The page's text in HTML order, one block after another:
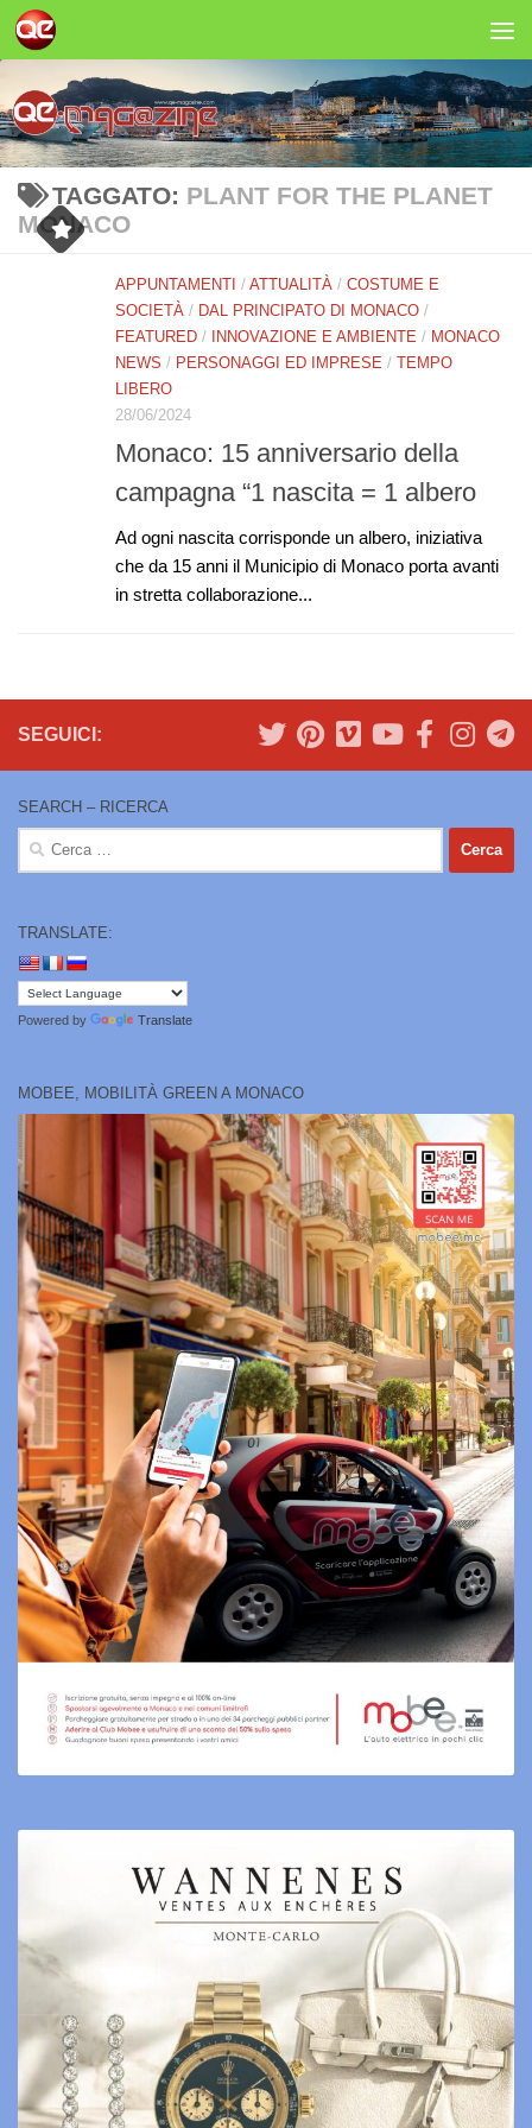
Salta al contenuto
TAGGATO: PLANT FOR THE PLANET
MONACO
APPUNTAMENTI / ATTUALITÀ / COSTUME E
SOCIETÀ / DAL PRINCIPATO DI MONACO /
FEATURED / INNOVAZIONE E AMBIENTE / MONACO
NEWS / PERSONAGGI ED IMPRESE / TEMPO
LIBERO
28/06/2024
Monaco: 15 anniversario della
campagna “1 nascita = 1 albero
Ad ogni nascita corrisponde un albero, iniziativa
che da 15 anni il Municipio di Monaco porta avanti
in stretta collaborazione...
SEGUICI:
SEARCH – RICERCA
Ricerca
TRANSLATE:
Powered by Translate
MOBEE, MOBILITÀ GREEN A MONACO